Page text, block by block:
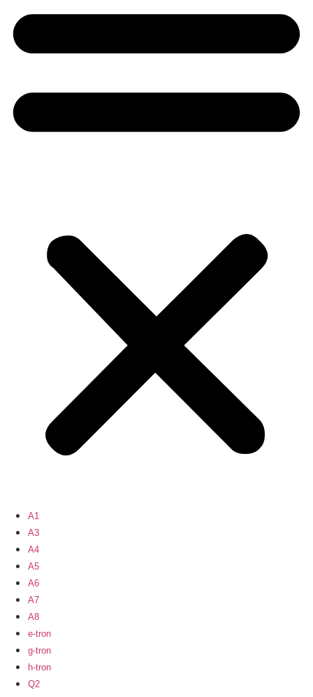
A1
A3
A4
A5
A6
A7
A8
e-tron
g-tron
h-tron
Q2